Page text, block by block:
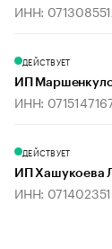
ИНН:
ДЕЙСТВУЕТ
ИП
ИНН:
ДЕЙСТВУЕТ
ИП Хашукоева
ИНН: